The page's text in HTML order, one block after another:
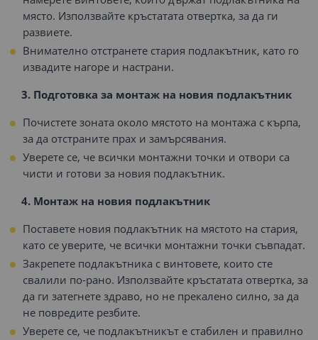
място. Използвайте кръстатата отвертка, за да ги
развиете.
Внимателно отстранете стария подлакътник, като го
извадите нагоре и настрани.
3. Подготовка за монтаж на новия подлакътник
Почистете зоната около мястото на монтажа с кърпа,
за да отстраните прах и замърсявания.
Уверете се, че всички монтажни точки и отвори са
чисти и готови за новия подлакътник.
4. Монтаж на новия подлакътник
Поставете новия подлакътник на мястото на стария,
като се уверите, че всички монтажни точки съвпадат.
Закрепете подлакътника с винтовете, които сте
свалили по-рано. Използвайте кръстатата отвертка, за
да ги затегнете здраво, но не прекалено силно, за да
не повредите резбите.
Уверете се, че подлакътникът е стабилен и правилно